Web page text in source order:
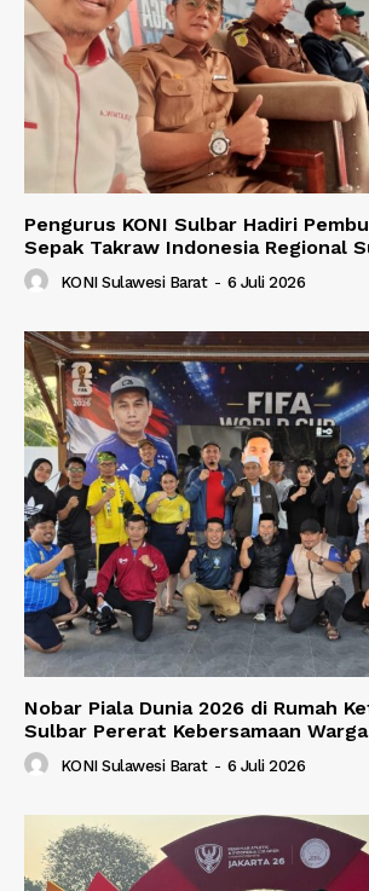
Pengurus KONI Sulbar Hadiri
Sepak Takraw Indonesia Regional
KONI Sulawesi Barat - 6 Juli 2026
Nobar Piala Dunia 2026 di Rumah
Sulbar Pererat Kebersamaan Warga
KONI Sulawesi Barat - 6 Juli 2026